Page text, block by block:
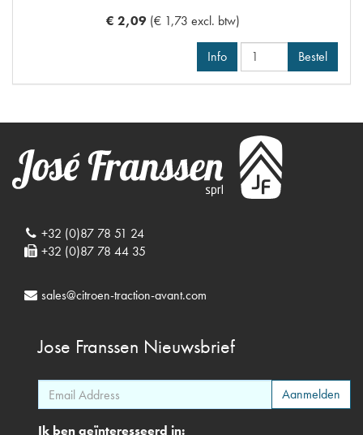
€ 2,09 (€ 1,73 excl. btw)
Info Bestel
+32 (0)87 78 51 24
+32 (0)87 78 44 35
sales@citroen-traction-avant.com
Jose Franssen Nieuwsbrief
Ik ben geïnteresseerd in: